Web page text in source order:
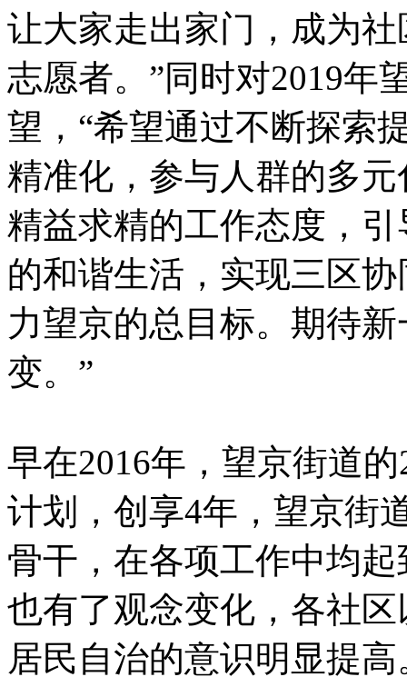
让大家走出家门，成为
志愿者。”同时对2019年
望，“希望通过不断探索
精准化，参与人群的多
精益求精的工作态度，
的和谐生活，实现三区
力望京的总目标。期待
变。”
早在2016年，望京街道
计划，创享4年，望京街
骨干，在各项工作中均
也有了观念变化，各社
居民自治的意识明显提